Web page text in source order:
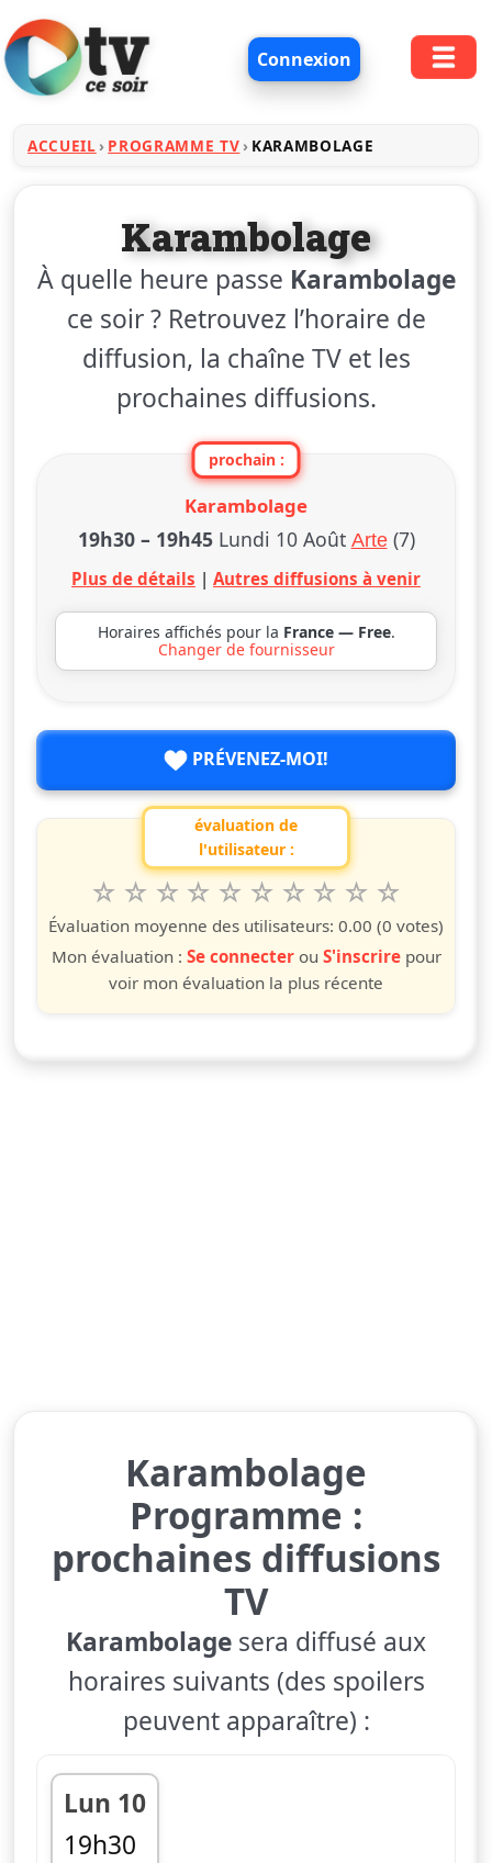
Connexion
ACCUEIL PROGRAMME TV KARAMBOLAGE
Karambolage
À quelle heure passe Karambolage
ce soir ? Retrouvez l’horaire de
diffusion, la chaîne TV et les
prochaines diffusions.
prochain :
Karambolage
19h30– 19h45 Lundi 10 Août Arte(7)
Plus de détails | Autres diffusions à venir
Horaires affichés pour la France — Free.
Changer de fournisseur
PRÉVENEZ-MOI!
évaluation de
l'utilisateur :
questo spettacolo da 1 a 10 étoiles
10
étoiles
9
étoiles
8
étoiles
7
étoiles
6
étoiles
5
étoiles
4
étoiles
3
étoiles
2
étoiles
étoile
Évaluation moyenne des utilisateurs: 0.00 (0 votes)
Mon évaluation : Se connecterou S'inscrirepour
voir mon évaluation la plus récente
Karambolage
Programme :
prochaines diffusions
TV
Karambolage sera diffusé aux
horaires suivants (des spoilers
peuvent apparaître) :
Lun 10
19h30